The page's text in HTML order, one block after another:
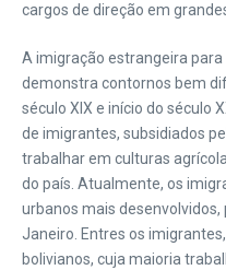
cargos de direção em
A imigração estrangeira para
demonstra contornos bem
século XIX e início do século
de imigrantes, subsidiados
trabalhar em culturas
do país. Atualmente, os
urbanos mais desenvolvidos,
Janeiro. Entres os
bolivianos, cuja maioria